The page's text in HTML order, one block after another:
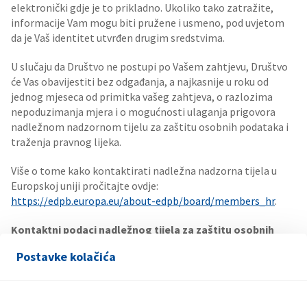
Postavke kolačića
elektronički gdje je to prikladno. Ukoliko tako zatražite,
informacije Vam mogu biti pružene i usmeno, pod uvjetom
da je Vaš identitet utvrđen drugim sredstvima.
U slučaju da Društvo ne postupi po Vašem zahtjevu, Društvo
će Vas obavijestiti bez odgađanja, a najkasnije u roku od
jednog mjeseca od primitka vašeg zahtjeva, o razlozima
nepoduzimanja mjera i o mogućnosti ulaganja prigovora
nadležnom nadzornom tijelu za zaštitu osobnih podataka i
traženja pravnog lijeka.
Više o tome kako kontaktirati nadležna nadzorna tijela u
Europskoj uniji pročitajte ovdje:
https://edpb.europa.eu/about-edpb/board/members_hr.
Kontaktni podaci nadležnog tijela za zaštitu osobnih